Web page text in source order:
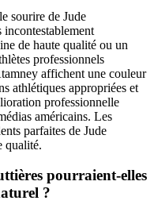
sourire de Jude
de haute qualité ou un
professionnels
affichent une couleur
athlétiques appropriées et
professionnelle
américains. Les
parfaites de Jude
qualité.
pourraient-elles
?